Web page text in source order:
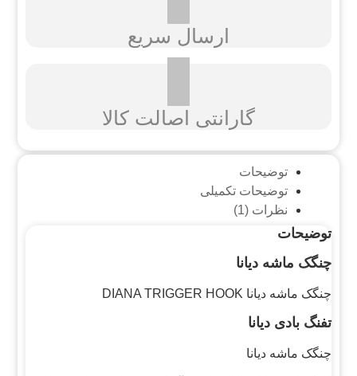
ارسال سریع
گارانتی اصالت کالا
توضیحات
توضیحات تکمیلی
نظرات (1)
توضیحات
چنگک ماشه دیانا
چنگک ماشه دیانا DIANA TRIGGER HOOK
تفنگ بادی دیانا
چنگک ماشه دیانا